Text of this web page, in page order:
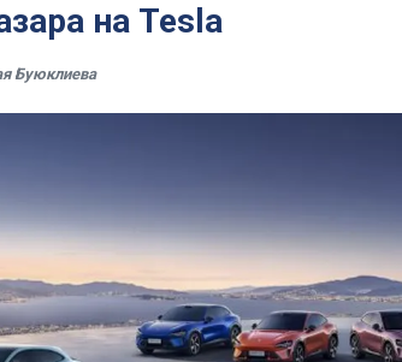
на Tesla
Буюклиева